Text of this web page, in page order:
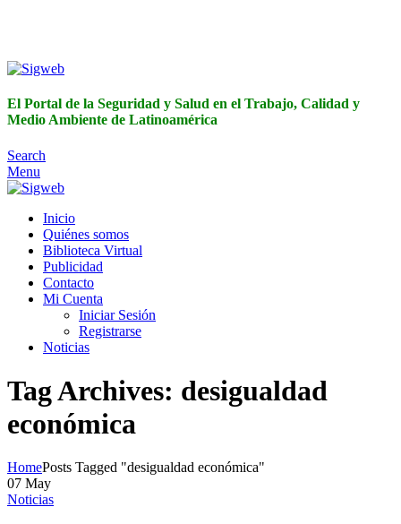
El Portal de la Seguridad y Salud en el Trabajo, Calidad y
Medio Ambiente de Latinoamérica
Search
Menu
Inicio
Quiénes somos
Biblioteca Virtual
Publicidad
Contacto
Mi Cuenta
Iniciar Sesión
Registrarse
Noticias
Tag Archives: desigualdad
económica
HomePosts Tagged "desigualdad económica"
07 May
Noticias